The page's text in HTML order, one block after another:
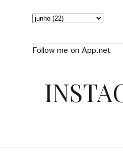
Follow me on App.net